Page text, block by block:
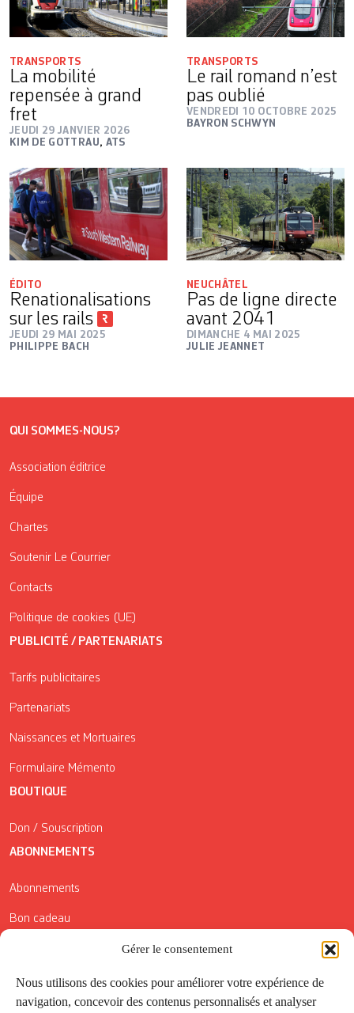
Gérer le consentement
Nous utilisons des cookies pour améliorer votre expérience de
navigation, concevoir des contenus personnalisés et analyser
TRANSPORTS
La mobilité
repensée à grand
fret
JEUDI 29 JANVIER 2026
KIM DE GOTTRAU, ATS
TRANSPORTS
Le rail romand n’est
pas oublié
VENDREDI 10 OCTOBRE 2025
BAYRON SCHWYN
ÉDITO
Renationalisations
sur les rails
JEUDI 29 MAI 2025
PHILIPPE BACH
NEUCHÂTEL
Pas de ligne directe
avant 2041
DIMANCHE 4 MAI 2025
JULIE JEANNET
QUI SOMMES-NOUS?
Association éditrice
Équipe
Chartes
Soutenir Le Courrier
Contacts
Politique de cookies (UE)
PUBLICITÉ / PARTENARIATS
Tarifs publicitaires
Partenariats
Naissances et Mortuaires
Formulaire Mémento
BOUTIQUE
Don / Souscription
ABONNEMENTS
Abonnements
Bon cadeau
Conditions générales de vente
Réductions de la Carte Côté Courrier
Application